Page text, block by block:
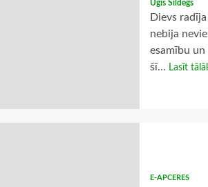
Uģis Sildegs
Dievs
nebija
esamību
šī... Lasīt
E-APCERES